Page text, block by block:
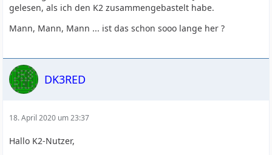
gelesen, als ich den K2 zusammengebastelt habe.
Mann, Mann, Mann ... ist das schon sooo lange her ?
DK3RED
18. April 2020 um 23:37
Hallo K2-Nutzer,